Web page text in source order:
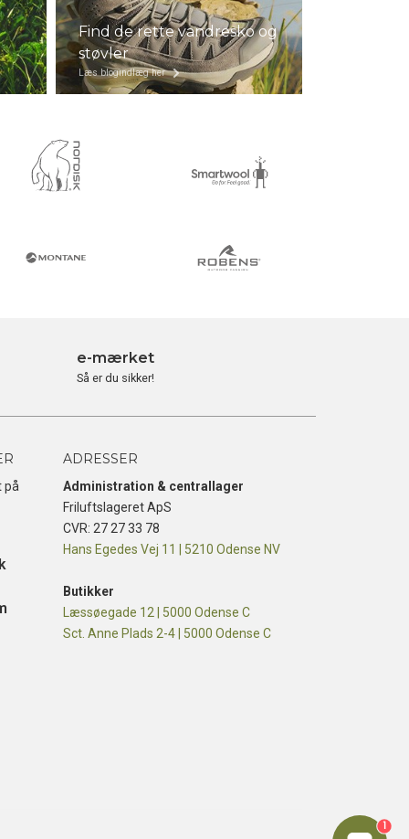
Find de rette vandresko og
støvler
Læs blogindlæg her
e-mærket
Så er du sikker!
på
ADRESSER
Administration & centrallager
Friluftslageret ApS
CVR: 27 27 33 78
Hans Egedes Vej 11 | 5210 Odense NV
Butikker
Læssøegade 12 | 5000 Odense C
Sct. Anne Plads 2-4 | 5000 Odense C
1